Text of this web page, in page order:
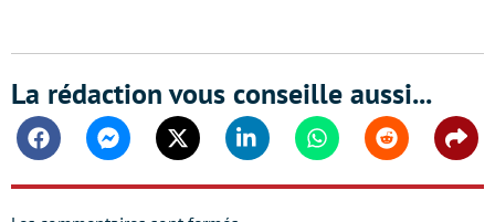
La rédaction vous conseille aussi...
FacebookMessengerTwitter Linkedin WhatsappReddit